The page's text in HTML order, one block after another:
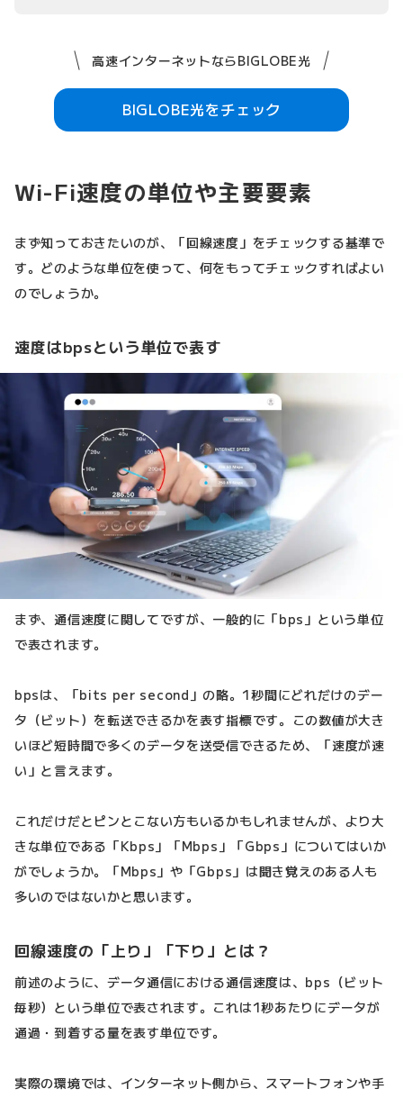
高速インターネットならBIGLOBE光
BIGLOBE光をチェック
Wi-Fi速度の単位や主要要素
まず知っておきたいのが、「回線速度」をチェックする基準で
す。どのような単位を使って、何をもってチェックすればよい
のでしょうか。
速度はbpsという単位で表す
まず、通信速度に関してですが、一般的に「bps」という単位
で表されます。
bpsは、「bits per second」の略。1秒間にどれだけのデー
タ（ビット）を転送できるかを表す指標です。この数値が大き
いほど短時間で多くのデータを送受信できるため、「速度が速
い」と言えます。
これだけだとピンとこない方もいるかもしれませんが、より大
きな単位である「Kbps」「Mbps」「Gbps」についてはいか
がでしょうか。「Mbps」や「Gbps」は聞き覚えのある人も
多いのではないかと思います。
回線速度の「上り」「下り」とは？
前述のように、データ通信における通信速度は、bps（ビット
毎秒）という単位で表されます。これは1秒あたりにデータが
通過・到着する量を表す単位です。
実際の環境では、インターネット側から、スマートフォンや手